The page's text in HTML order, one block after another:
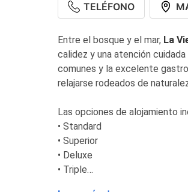
TELÉFONO
Entre el bosque y el mar, La
calidez y una atención
comunes y la excelente
relajarse rodeados de
Las opciones de alojamiento
• Standard
• Superior
• Deluxe
• Triple